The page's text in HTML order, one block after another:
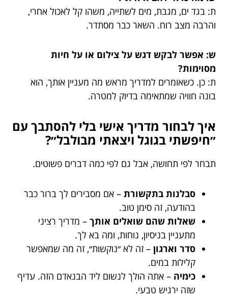
ת: בגד ים, מגבת, מים לשתייה, משהו קל לאכול אחרי,
והרבה מצב רוח. השאר כבר מסתדר.
ש: אפשר לבקש דגש על צילום או על חיות
מסוימות?
ת: כן. כשאומרים למדריך מראש מה מעניין אותך, הוא
בונה חוויה שמתאימה בדיוק למטרה.
איך לבחור מדריך אישי בלי להסתבך עם
״חיפשתי בגוגל ויצאתי מבולבל״?
תבחר לפי תחושה, אבל גם לפי כמה דברים פשוטים.
סבלנות בתקשורת – אם מסבירים לך ברור כבר
בהודעה, זה סימן טוב.
שאלות שהם שואלים אותך – מדריך רציני
מתעניין בניסיון, נוחות, ומה בא לך.
סדר וארגון – זה לא ״נוקשות״, זה מה שמאפשר
קלילות במים.
כימיה – אתה הולך לנשום ליד הבנאדם הזה. עדיף
שזה ירגיש טבעי.